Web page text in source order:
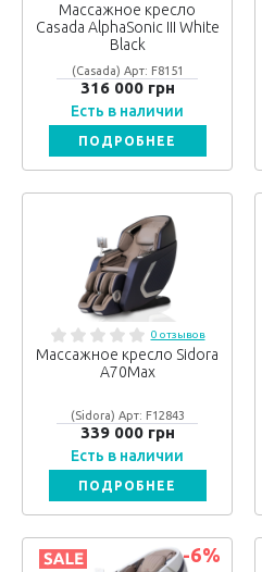
Массажное кресло
Casada AlphaSonic III White
Black
(Casada) Арт: F8151
316 000 грн
Есть в наличии
ПОДРОБНЕЕ
0 отзывов
Массажное кресло Sidora
A70Max
(Sidora) Арт: F12843
339 000 грн
Есть в наличии
ПОДРОБНЕЕ
-6%